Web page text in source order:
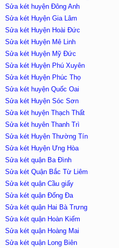
Sửa két huyện Đông Anh
Sửa két Huyện Gia Lâm
Sửa két Huyện Hoài Đức
Sửa két Huyện Mê Linh
Sửa két Huyện Mỹ Đức
Sửa két Huyện Phú Xuyên
Sửa két Huyện Phúc Thọ
Sửa két huyện Quốc Oai
Sửa két Huyện Sóc Sơn
Sửa két huyện Thạch Thất
Sửa két huyên Thanh Trì
Sửa két Huyện Thường Tín
Sửa két Huyện Ưng Hòa
Sửa két quận Ba Đình
Sửa két Quận Bắc Từ Liêm
Sửa két quận Cầu giấy
Sửa két quận Đống Đa
Sửa két quận Hai Bà Trưng
Sửa két quận Hoàn Kiếm
Sửa két quận Hoàng Mai
Sửa két quận Long Biên